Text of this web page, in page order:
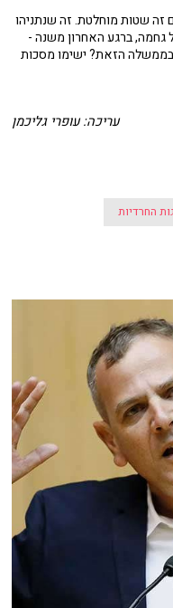
זה שטות מוחלטת. זה שנתניהו
גחמה, ברגע האחרון משנה -
בממשלה הזאת? ישימו מסכות
עריכה: עופרי גליכמן
החרדיות